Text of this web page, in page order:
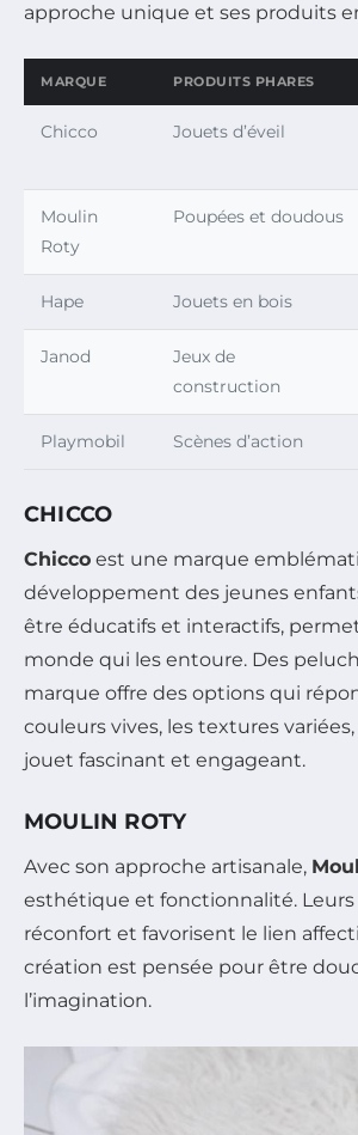
approche unique et ses produits
MARQUE PRODUITS PHARES
Chicco Jouets d’éveil
Moulin
Roty
Poupées et doudous
Hape Jouets en bois
Janod
Jeux de
construction
Playmobil Scènes d’action
CHICCO
Chicco est une marque
développement des jeunes
être éducatifs et interactifs,
monde qui les entoure. Des
marque offre des options qui
couleurs vives, les textures
jouet fascinant et engageant.
MOULIN ROTY
Avec son approche artisanale,
esthétique et fonctionnalité.
réconfort et favorisent le lien
création est pensée pour être
l’imagination.